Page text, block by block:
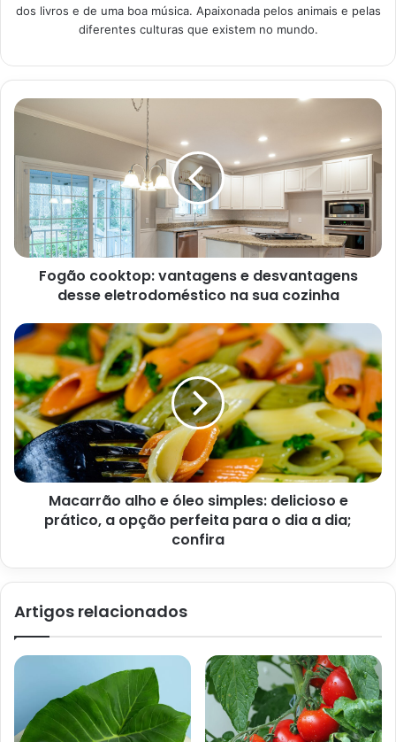
Sem dúvidas, o café é uma excelente opção para as
reciclável. Desse modo, abaixo, você poderá conferir
plantas fortes, saudáveis e exuberantes.
Borra de café
A borra de café é uma excelente opção de compostagem.
Conforme compartilhado pela redação daAbril
, no dia 20
de julho de 2022, essa compostagem auxilia a adicionar
nitrogênio ao seu composto. Detalhe mais do que
benéfico para as plantas.
Reportagem sobre como usar a borra de café na jardinagem –
Foto: Site Abril
Além disso, a borra também pode ser utilizada como
fertilizante. Assim, por meio desse processo, você poderá
aumentar a matéria orgânica do solo. Ou seja, melhorar a
dos livros e de uma boa música. Apaixonada pelos animais e pelas
diferentes culturas que existem no mundo.
Fogão cooktop: vantagens e desvantagens
desse eletrodoméstico na sua cozinha
Macarrão alho e óleo simples: delicioso e
prático, a opção perfeita para o dia a dia;
confira
Artigos relacionados